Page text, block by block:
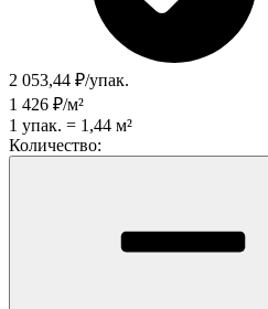
2 053,44 ₽/упак.
1 426 ₽/м²
1 упак. = 1,44 м²
Количество: